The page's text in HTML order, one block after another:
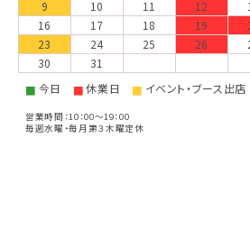
9
10 11 12
16
17 18 19
23
24 25 26
30
31
■ 今日 ■休業日 ■ イベント・ブース出店
営業時間：10：00～19：00
毎週水曜・毎月第３木曜定休